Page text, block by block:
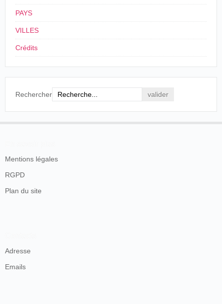
PAYS
VILLES
Crédits
Rechercher
Mentions légales
RGPD
Plan du site
Adresse
Emails